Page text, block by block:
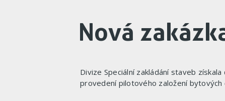
Nová
Divize Speciální zakládání staveb
provedení pilotového založení bytových